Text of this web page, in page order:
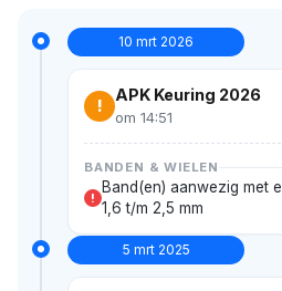
10 mrt 2026
!
APK Keuring 2026
om 14:51
BANDEN & WIELEN
!
Band(en) aanwezig met
1,6 t/m 2,5 mm
5 mrt 2025